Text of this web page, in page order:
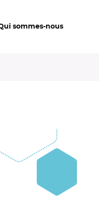
sommes-nous